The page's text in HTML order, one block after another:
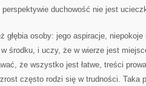
duchowość nie jest
głębia osoby: jego aspiracje,
środku, i uczy, że w wierze jest
że wszystko jest łatwe, treści
często rodzi się w trudności. Taka